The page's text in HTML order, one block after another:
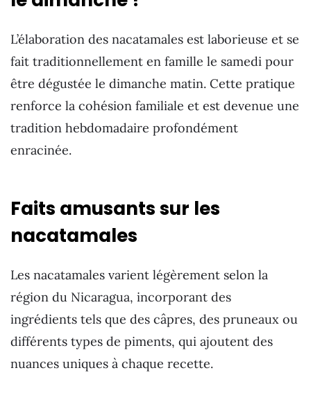
L’élaboration des nacatamales est laborieuse et se
fait traditionnellement en famille le samedi pour
être dégustée le dimanche matin. Cette pratique
renforce la cohésion familiale et est devenue une
tradition hebdomadaire profondément
enracinée.
Faits amusants sur les
nacatamales
Les nacatamales varient légèrement selon la
région du Nicaragua, incorporant des
ingrédients tels que des câpres, des pruneaux ou
différents types de piments, qui ajoutent des
nuances uniques à chaque recette.